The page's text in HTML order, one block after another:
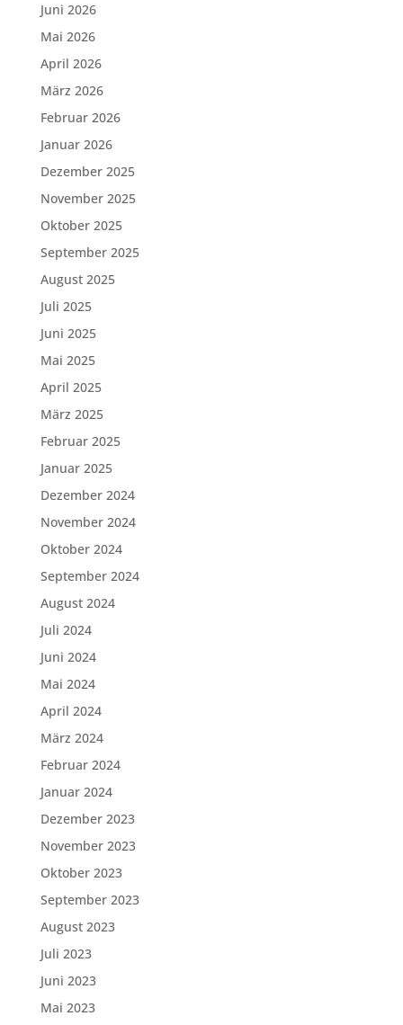
Juni 2026
Mai 2026
April 2026
März 2026
Februar 2026
Januar 2026
Dezember 2025
November 2025
Oktober 2025
September 2025
August 2025
Juli 2025
Juni 2025
Mai 2025
April 2025
März 2025
Februar 2025
Januar 2025
Dezember 2024
November 2024
Oktober 2024
September 2024
August 2024
Juli 2024
Juni 2024
Mai 2024
April 2024
März 2024
Februar 2024
Januar 2024
Dezember 2023
November 2023
Oktober 2023
September 2023
August 2023
Juli 2023
Juni 2023
Mai 2023